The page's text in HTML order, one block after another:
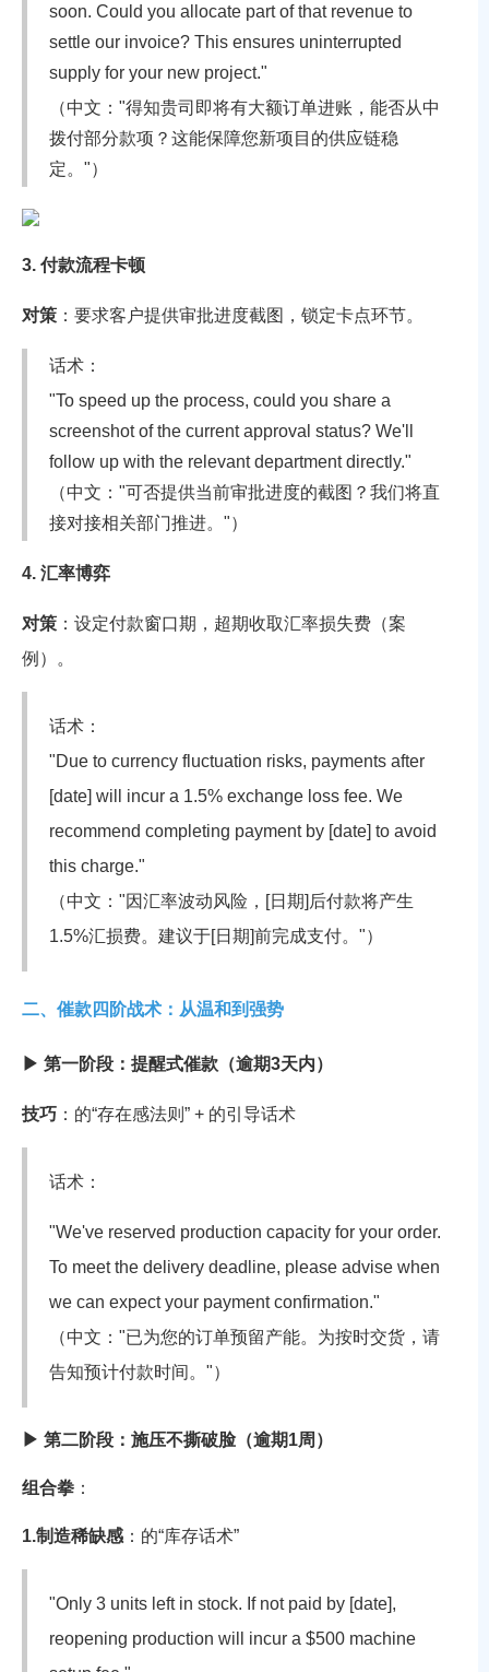
soon. Could you allocate part of that revenue to
settle our invoice? This ensures uninterrupted
supply for your new project."
（中文："得知贵司即将有大额订单进账，能否从中
拨付部分款项？这能保障您新项目的供应链稳
定。"）
3. 付款流程卡顿
对策 ：要求客户提供审批进度截图，锁定卡点环节。
话术：
"To speed up the process, could you share a
screenshot of the current approval status? We'll
follow up with the relevant department directly."
（中文："可否提供当前审批进度的截图？我们将直
接对接相关部门推进。"）
4. 汇率博弈
对策 ：设定付款窗口期，超期收取汇率损失费（案
例）。
话术：
"Due to currency fluctuation risks, payments after
[date] will incur a 1.5% exchange loss fee. We
recommend completing payment by [date] to avoid
this charge."
（中文："因汇率波动风险，[日期]后付款将产生
1.5%汇损费。建议于[日期]前完成支付。"）
二、催款四阶战术：从温和到强势
▶ 第一阶段：提醒式催款（逾期3天内）
技巧 ： 的“存在感法则” + 的引导话术
话术：
"We've reserved production capacity for your order.
To meet the delivery deadline, please advise when
we can expect your payment confirmation."
（中文："已为您的订单预留产能。为按时交货，请
告知预计付款时间。"）
▶ 第二阶段：施压不撕破脸（逾期1周）
组合拳 ：
1.制造稀缺感 ： 的“库存话术”
"Only 3 units left in stock. If not paid by [date],
reopening production will incur a $500 machine